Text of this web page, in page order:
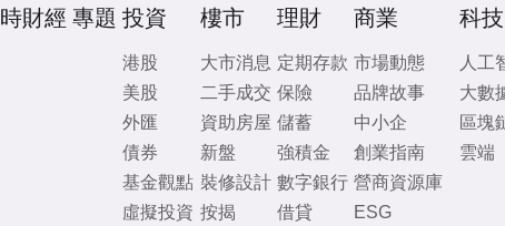
財經 專題 投資
港股
美股
外匯
債券
基金觀點
虛擬投資
樓市
大市消息
二手成交
資助房屋
新盤
裝修設計
按揭
理財
定期存款
保險
儲蓄
強積金
數字銀行
借貸
商業
市場動態
品牌故事
中小企
創業指南
營商資源庫
ESG
科技
人工
大數
區塊
雲端